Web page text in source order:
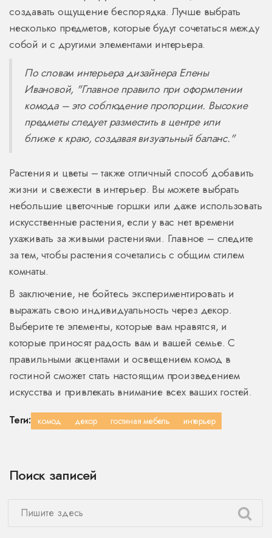
создавать ощущение беспорядка. Лучше выбрать
несколько предметов, которые будут сочетаться между
собой и с другими элементами интерьера.
По словам интерьера дизайнера Елены
Ивановой, "Главное правило при оформлении
комода – это соблюдение пропорции. Высокие
предметы следует разместить в центре или
ближе к краю, создавая визуальный баланс."
Растения и цветы – также отличный способ добавить
жизни и свежести в интерьер. Вы можете выбрать
небольшие цветочные горшки или даже использовать
искусственные растения, если у вас нет времени
ухаживать за живыми растениями. Главное – следите
за тем, чтобы растения сочетались с общим стилем
комнаты.
В заключение, не бойтесь экспериментировать и
выражать свою индивидуальность через декор.
Выберите те элементы, которые вам нравятся, и
которые приносят радость вам и вашей семье. С
правильными акцентами и освещением комод в
гостиной сможет стать настоящим произведением
искусства и привлекать внимание всех ваших гостей.
Теги: комод декор гостиная мебель интерьер
Поиск записей